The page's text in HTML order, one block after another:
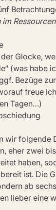
der Glocke,
(was
Bezüge
(worauf freue
Tagen…)
wir folgende
eher zwei
haben,
ist. Die
ab
lieber eine